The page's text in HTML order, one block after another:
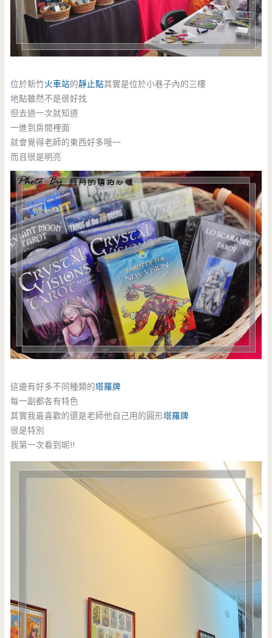
位於新竹火車站的靜止點其實是位於小巷子內的三樓
地點雖然不是很好找
但去過一次就知道
一進到房間裡面
就會覺得老師的東西好多哦~~
而且很是明亮
這邊有好多不同種類的塔羅牌
每一副都各有特色
其實我最喜歡的還是老師他自己用的圓形塔羅牌
很是特別
我第一次看到呢!!